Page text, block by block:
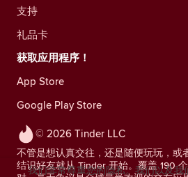
© 2026 Tinder LLC
不管是想认真交往，还是随便玩玩，或
结识好友就从 Tinder 开始。覆盖 190
支持
礼品卡
获取应用程序！
App Store
Google Play Store
我们非常尊重您的隐私。我们以及